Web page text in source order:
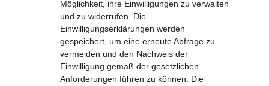
Möglichkeit, ihre Einwilligungen zu verwalten
und zu widerrufen. Die
Einwilligungserklärungen werden
gespeichert, um eine erneute Abfrage zu
vermeiden und den Nachweis der
Einwilligung gemäß der gesetzlichen
Anforderungen führen zu können. Die